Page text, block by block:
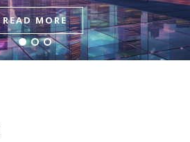
READ MORE
READ MORE
READ MORE